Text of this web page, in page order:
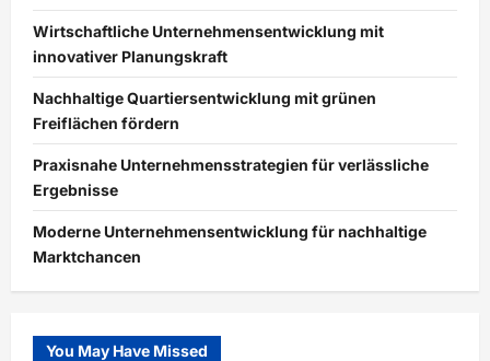
Wirtschaftliche Unternehmensentwicklung mit
innovativer Planungskraft
Nachhaltige Quartiersentwicklung mit grünen
Freiflächen fördern
Praxisnahe Unternehmensstrategien für verlässliche
Ergebnisse
Moderne Unternehmensentwicklung für nachhaltige
Marktchancen
You May Have Missed